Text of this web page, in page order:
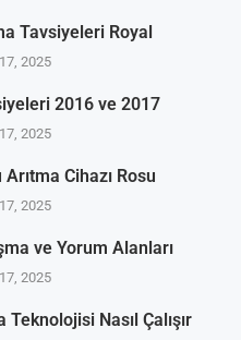
Tavsiyeleri Royal
2025
2016 ve 2017
2025
Cihazı Rosu
2025
ve Yorum Alanları
2025
Nasıl Çalışır